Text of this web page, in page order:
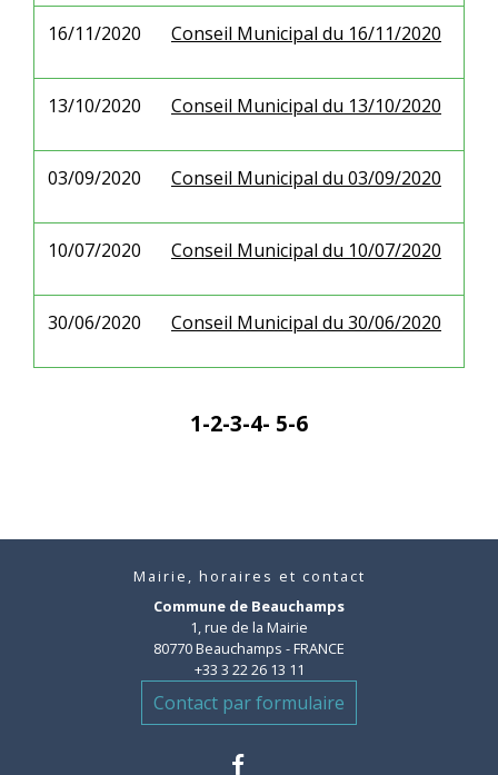
16/11/2020 Conseil Municipal du 16/11/2020
13/10/2020 Conseil Municipal du 13/10/2020
03/09/2020 Conseil Municipal du 03/09/2020
10/07/2020 Conseil Municipal du 10/07/2020
30/06/2020 Conseil Municipal du 30/06/2020
1-2-3-4- 5-6
Mairie, horaires et contact
Commune de Beauchamps
1, rue de la Mairie
80770 Beauchamps - FRANCE
+33 3 22 26 13 11
Contact par formulaire